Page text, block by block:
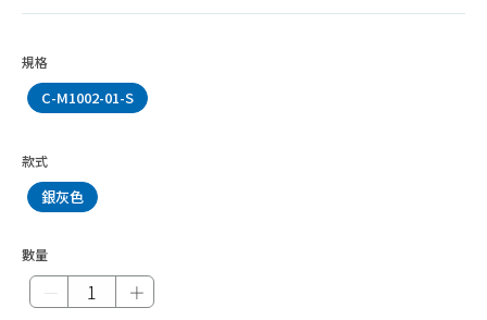
規格
C-M1002-01-S
款式
銀灰色
數量
＋